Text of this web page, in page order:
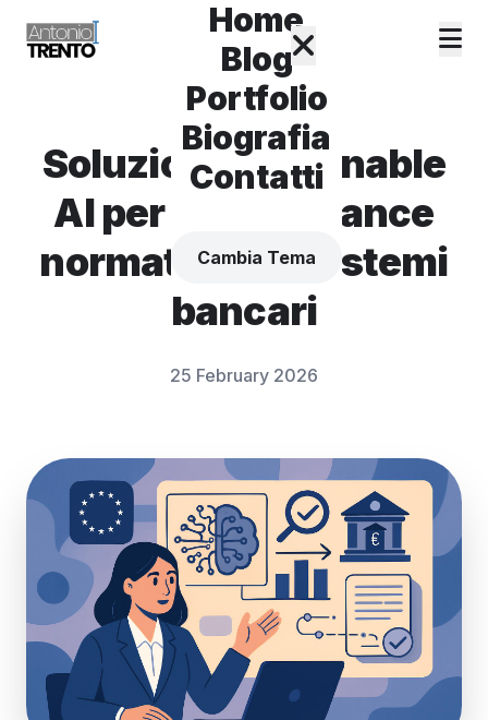
Home
Blog
Portfolio
Biografia
Contatti
Cambia Tema
Soluzioni explainable
AI per la compliance
normativa nei sistemi
bancari
25 February 2026